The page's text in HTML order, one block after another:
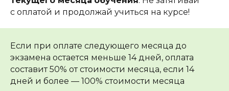
с оплатой и продолжай учиться на курсе!
Если при оплате следующего месяца до
экзамена остается меньше 14 дней, оплата
составит 50% от стоимости месяца, если 14
дней и более — 100% стоимости месяца